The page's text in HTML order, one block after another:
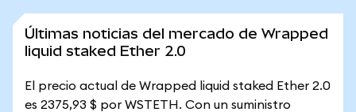
Últimas noticias del mercado de Wrapped
liquid staked Ether 2.0
El precio actual de Wrapped liquid staked Ether 2.0
es 2375,93 $ por WSTETH. Con un suministro